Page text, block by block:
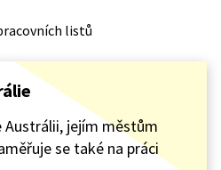
listů
Austrálii, jejím městům
se také na práci